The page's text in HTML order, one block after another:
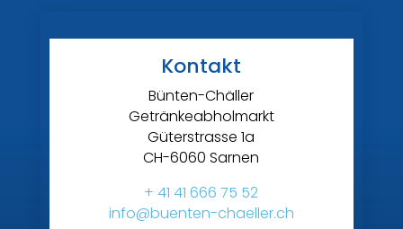
Kontakt
Bünten-Chäller
Getränkeabholmarkt
Güterstrasse 1a
CH-6060 Sarnen
+ 41 41 666 75 52
info@buenten-chaeller.ch